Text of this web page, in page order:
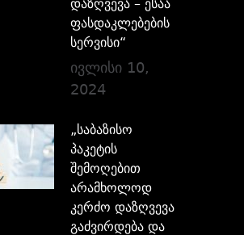
დაზღვევა – ესაა
ფასდაკლებების
სერვისი“
ივლისი 10,
2024
„საბაზისო
პაკეტის
შემოღებით
არამხოლოდ
კერძო დაზღვევა
გაძვირდება და